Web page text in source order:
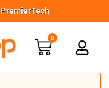
PremierTech
0